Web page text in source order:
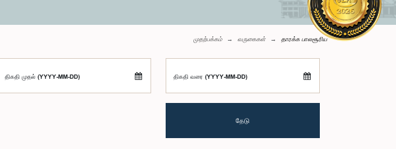
முதற்பக்கம் வருகைகள் தாரக்க பாலசூரிய
திகதி முதல் (YYYY-MM-DD) திகதி வரை (YYYY-MM-DD)
தேடு